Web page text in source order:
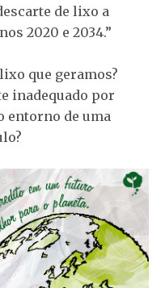
de lixo a
2020 e 2034.”
que geramos?
inadequado por
entorno de uma